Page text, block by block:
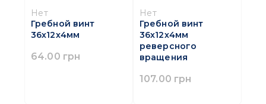
Нет
Гребной винт
36х12х4мм
64.00 грн
Нет
Гребной винт
36х12х4мм
реверсного
вращения
107.00 грн